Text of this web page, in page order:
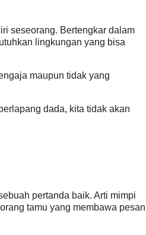
seseorang. Bertengkar dalam
lingkungan yang bisa
maupun tidak yang
dada, kita tidak akan
pertanda baik. Arti mimpi
tamu yang membawa pesan